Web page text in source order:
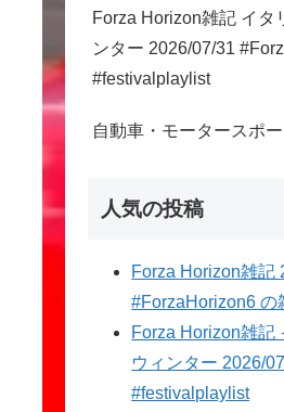
Forza Horizon雑記 イタ
ンター 2026/07/31
#festivalplaylist
自動車・モータースポ
人気の投稿
Forza Horizon雑記
#ForzaHorizon6 の
Forza Horizon雑記
ウィンター 2026/
#festivalplaylist